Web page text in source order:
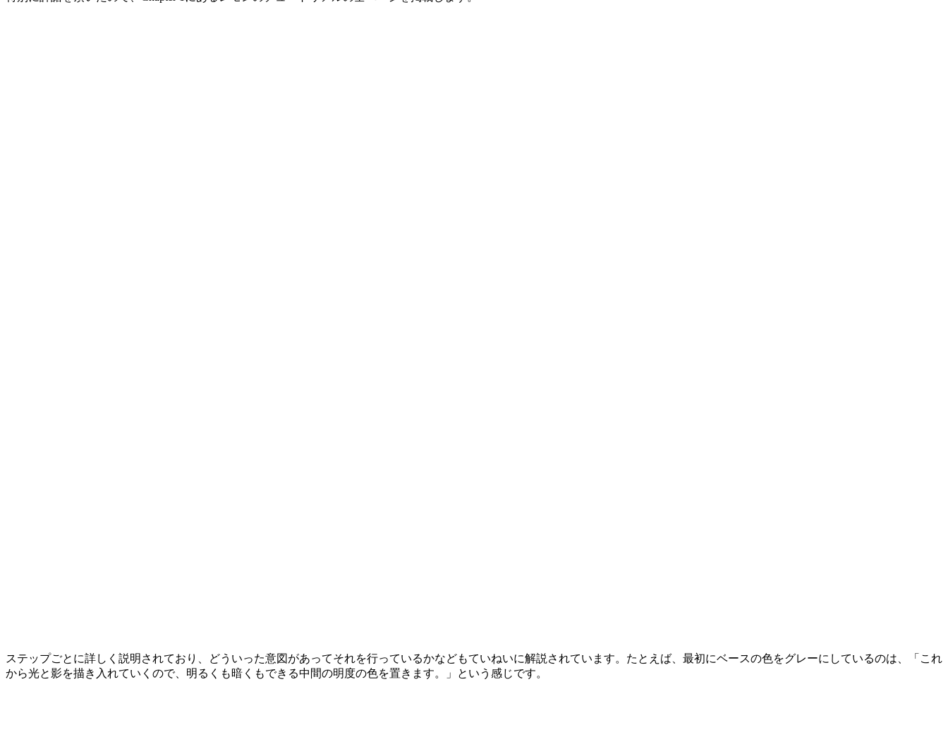
ステップごとに詳しく説明されており、どういった意図があってそれを行っているかなどもていねいに解説されています。たとえば、最初にベースの色をグレーにしているのは、「これ
から光と影を描き入れていくので、明るくも暗くもできる中間の明度の色を置きます。」という感じです。